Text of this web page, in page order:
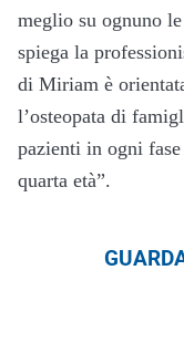
meglio su ognuno
spiega la
di Miriam è
l’osteopata di
pazienti in ogni
quarta età”.